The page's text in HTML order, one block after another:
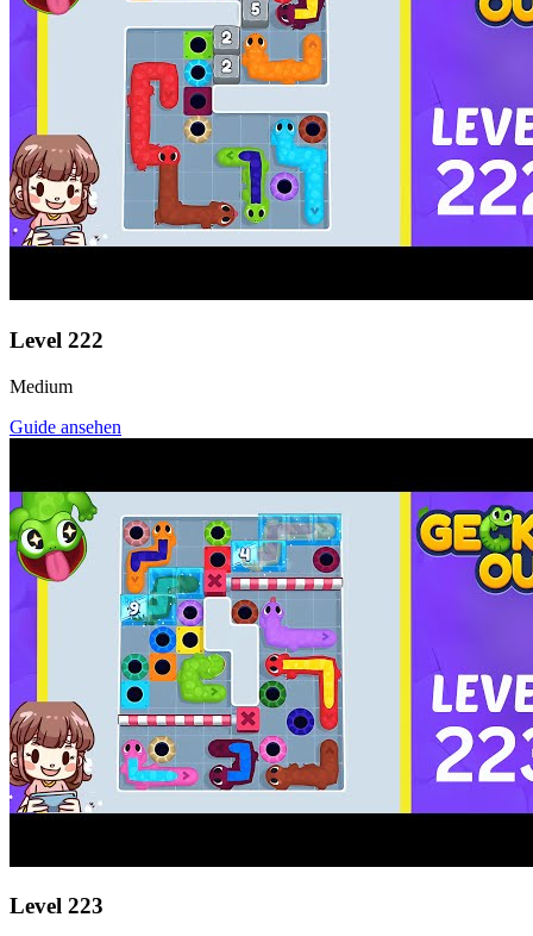
Level 222
Medium
Guide ansehen
Level 223